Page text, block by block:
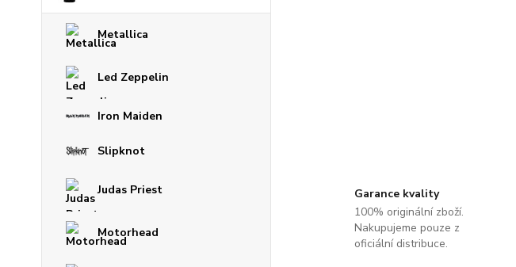
Metallica
Led Zeppelin
Iron Maiden
Slipknot
Judas Priest
Motorhead
Garance kvality
100% originální zboží.
Nakupujeme pouze z
oficiální distribuce.